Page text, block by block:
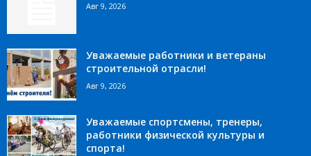
Авг 9, 2026
Уважаемые работники и ветераны
строительной отрасли!
Авг 9, 2026
Уважаемые спортсмены, тренеры,
работники физической культуры и
спорта!